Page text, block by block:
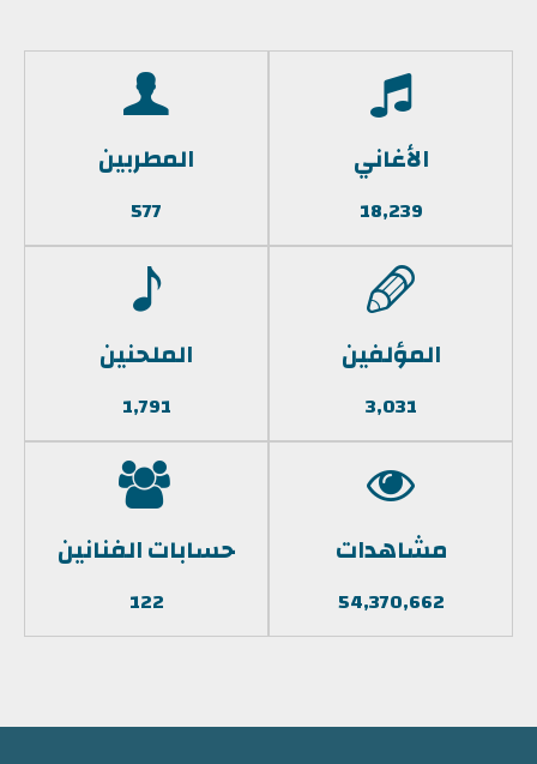
الأغاني
18,239
المطربين
577
المؤلفين
3,031
الملحنين
1,791
مشاهدات
54,370,662
حسابات الفنانين
122